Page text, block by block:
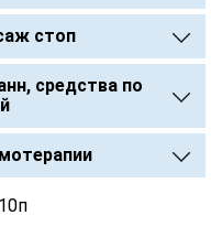
стоп
средства по